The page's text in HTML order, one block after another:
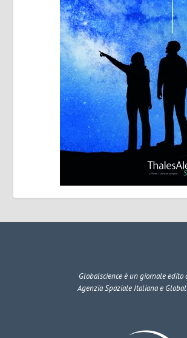
Globalscienceè un giornale edito
Agenzia Spaziale Italiana e